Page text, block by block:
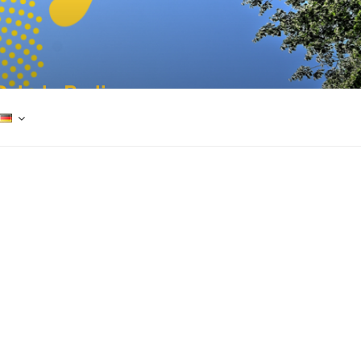
Berlin